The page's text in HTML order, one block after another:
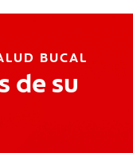
BUCAL
de su